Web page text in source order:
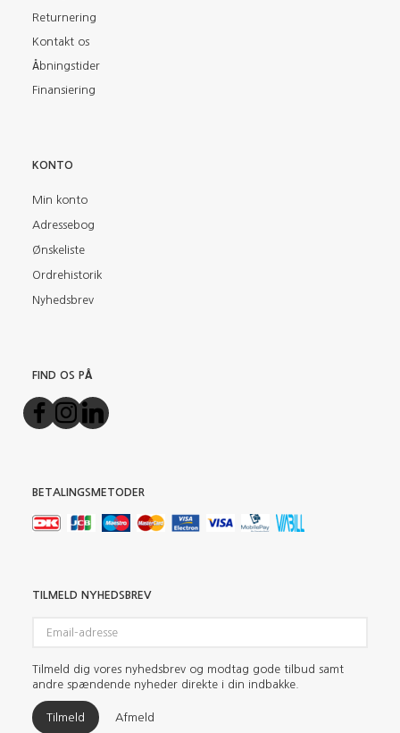
Returnering
Kontakt os
Åbningstider
Finansiering
KONTO
Min konto
Adressebog
Ønskeliste
Ordrehistorik
Nyhedsbrev
FIND OS PÅ
BETALINGSMETODER
TILMELD NYHEDSBREV
adresse
Tilmeld dig vores nyhedsbrev og modtag gode tilbud samt
andre spændende nyheder direkte i din indbakke.
Tilmeld Afmeld